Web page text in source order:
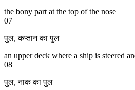
the bony part at the top of the nose
07
पुल,कप्तान का पुल
an upper deck where a ship is steered
08
पुल,नाक का पुल